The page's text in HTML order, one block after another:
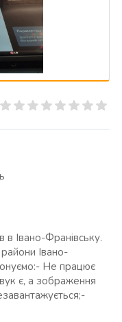
в Івано-Франівську.
Івано-
Не працює
є, а зображення